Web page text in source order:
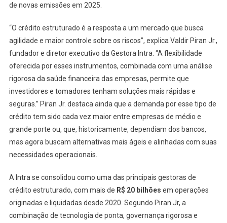
de novas emissões em 2025.
“O crédito estruturado é a resposta a um mercado que busca
agilidade e maior controle sobre os riscos”, explica Valdir Piran Jr.,
fundador e diretor executivo da Gestora Intra. “A flexibilidade
oferecida por esses instrumentos, combinada com uma análise
rigorosa da saúde financeira das empresas, permite que
investidores e tomadores tenham soluções mais rápidas e
seguras.” Piran Jr. destaca ainda que a demanda por esse tipo de
crédito tem sido cada vez maior entre empresas de médio e
grande porte ou, que, historicamente, dependiam dos bancos,
mas agora buscam alternativas mais ágeis e alinhadas com suas
necessidades operacionais.
A Intra se consolidou como uma das principais gestoras de
crédito estruturado, com mais de R$ 20 bilhões em operações
originadas e liquidadas desde 2020. Segundo Piran Jr, a
combinação de tecnologia de ponta, governança rigorosa e